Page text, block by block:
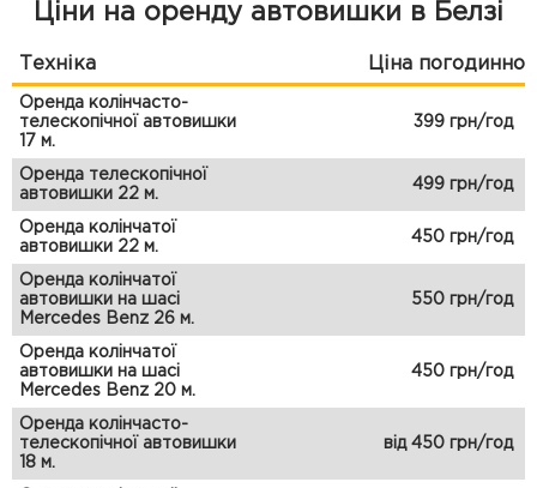
Ціни на оренду автовишки в Белзі
Техніка Ціна погодинно
Оренда колінчасто-
телескопічної автовишки
17 м.
399 грн/год
Оренда телескопічної
автовишки 22 м.
499 грн/год
Оренда колінчатої
автовишки 22 м.
450 грн/год
Оренда колінчатої
автовишки на шасі
Mercedes Benz 26 м.
550 грн/год
Оренда колінчатої
автовишки на шасі
Mercedes Benz 20 м.
450 грн/год
Оренда колінчасто-
телескопічної автовишки
18 м.
від 450 грн/год